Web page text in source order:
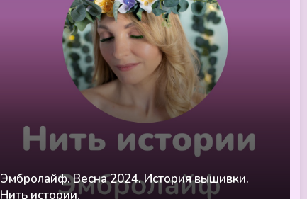
Эмбролайф. Весна 2024. История вышивки.
Нить истории.